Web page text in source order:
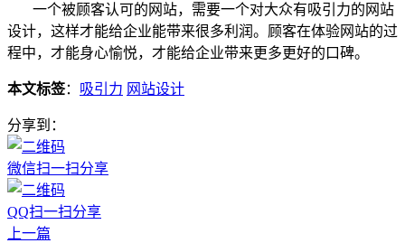
一个被顾客认可的网站，需要一个对大众有吸引力的网站
设计，这样才能给企业能带来很多利润。顾客在体验网站的过
程中，才能身心愉悦，才能给企业带来更多更好的口碑。
本文标签： 吸引力 网站设计
分享到：
微信扫一扫分享
QQ扫一扫分享
上一篇